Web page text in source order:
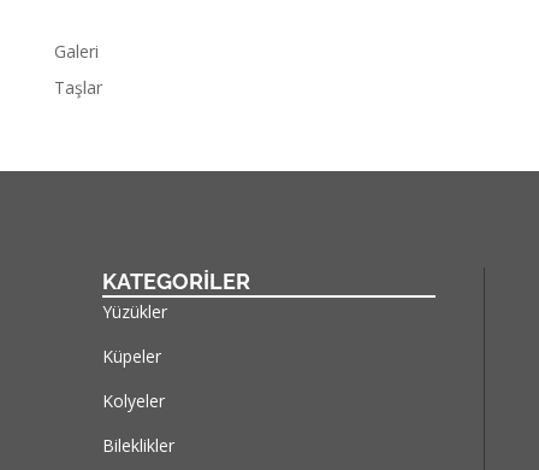
Galeri
Taşlar
KATEGORİLER
Yüzükler
Küpeler
Kolyeler
Bileklikler